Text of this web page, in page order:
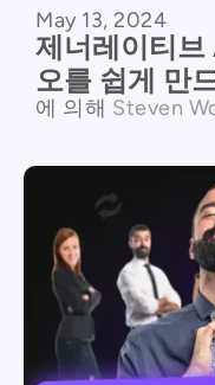
May 13, 2024
제너레이티브
오를 쉽게 만
에 의해 Steven